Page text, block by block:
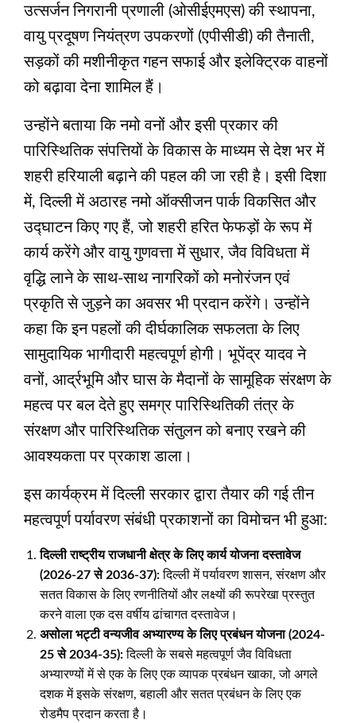
उत्सर्जन निगरानी प्रणाली (ओसीईएमएस) की स्थापना,
वायु प्रदूषण नियंत्रण उपकरणों (एपीसीडी) की तैनाती,
सड़कों की मशीनीकृत गहन सफाई और इलेक्ट्रिक वाहनों
को बढ़ावा देना शामिल हैं।
उन्होंने बताया कि नमो वनों और इसी प्रकार की
पारिस्थितिक संपत्तियों के विकास के माध्यम से देश भर में
शहरी हरियाली बढ़ाने की पहल की जा रही है। इसी दिशा
में, दिल्ली में अठारह नमो ऑक्सीजन पार्क विकसित और
उद्घाटन किए गए हैं, जो शहरी हरित फेफड़ों के रूप में
कार्य करेंगे और वायु गुणवत्ता में सुधार, जैव विविधता में
वृद्धि लाने के साथ-साथ नागरिकों को मनोरंजन एवं
प्रकृति से जुड़ने का अवसर भी प्रदान करेंगे। उन्होंने
कहा कि इन पहलों की दीर्घकालिक सफलता के लिए
सामुदायिक भागीदारी महत्वपूर्ण होगी। भूपेंद्र यादव ने
वनों, आर्द्रभूमि और घास के मैदानों के सामूहिक संरक्षण के
महत्व पर बल देते हुए समग्र पारिस्थितिकी तंत्र के
संरक्षण और पारिस्थितिक संतुलन को बनाए रखने की
आवश्यकता पर प्रकाश डाला।
इस कार्यक्रम में दिल्ली सरकार द्वारा तैयार की गई तीन
महत्वपूर्ण पर्यावरण संबंधी प्रकाशनों का विमोचन भी हुआ:
दिल्ली राष्ट्रीय राजधानी क्षेत्र के लिए कार्य योजना दस्तावेज
(2026-27से 2036-37):दिल्ली में पर्यावरण शासन, संरक्षण और
सतत विकास के लिए रणनीतियों और लक्ष्यों की रूपरेखा प्रस्तुत
करने वाला एक दस वर्षीय ढांचागत दस्तावेज।
असोला भट्टी वन्यजीव अभ्यारण्य के लिए प्रबंधन योजना (2024-
25से 2034-35):दिल्ली के सबसे महत्वपूर्ण जैव विविधता
अभ्यारण्यों में से एक के लिए एक व्यापक प्रबंधन खाका, जो अगले
दशक में इसके संरक्षण, बहाली और सतत प्रबंधन के लिए एक
रोडमैप प्रदान करता है।